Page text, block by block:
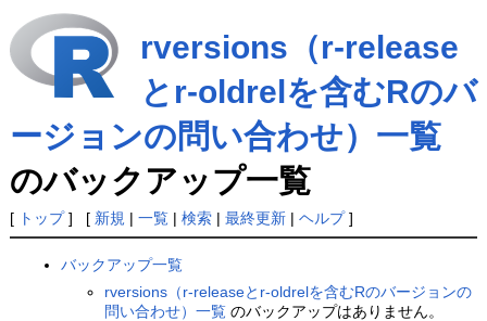
rversions（r-release
とr-oldrelを含むRのバ
ージョンの問い合わせ）一覧
のバックアップ一覧
[ トップ] [ 新規 | 一覧| 検索| 最終更新| ヘルプ]
バックアップ一覧
rversions（r-releaseとr-oldrelを含むRのバージョンの
問い合わせ）一覧 のバックアップはありません。